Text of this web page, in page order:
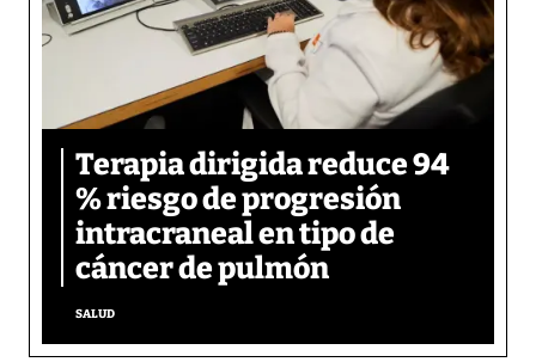
Terapia dirigida reduce 94
% riesgo de progresión
intracraneal en tipo de
cáncer de pulmón
SALUD